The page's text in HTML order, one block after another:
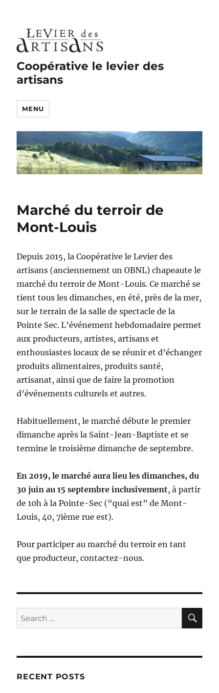
Coopérative le levier des
artisans
MENU
Marché du terroir de
Mont-Louis
Depuis 2015, la Coopérative le Levier des
artisans (anciennement un OBNL) chapeaute le
marché du terroir de Mont-Louis. Ce marché se
tient tous les dimanches, en été, près de la mer,
sur le terrain de la salle de spectacle de la
Pointe Sec. L’événement hebdomadaire permet
aux producteurs, artistes, artisans et
enthousiastes locaux de se réunir et d’échanger
produits alimentaires, produits santé,
artisanat, ainsi que de faire la promotion
d’événements culturels et autres.
Habituellement, le marché débute le premier
dimanche après la Saint-Jean-Baptiste et se
termine le troisième dimanche de septembre.
En 2019, le marché aura lieu les dimanches, du
30 juin au 15 septembre inclusivement, à partir
de 10h à la Pointe-Sec (“quai est” de Mont-
Louis, 40, 7ième rue est).
Pour participer au marché du terroir en tant
que producteur, contactez-nous.
Search
for:
RECENT POSTS